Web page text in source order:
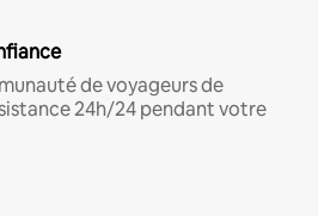
de voyageurs de
24h/24 pendant votre